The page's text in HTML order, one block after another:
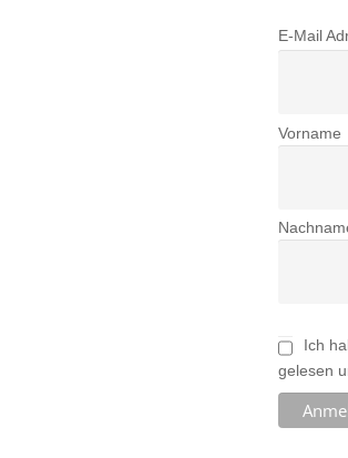
E-Mail
Vorname
Ich
gelesen